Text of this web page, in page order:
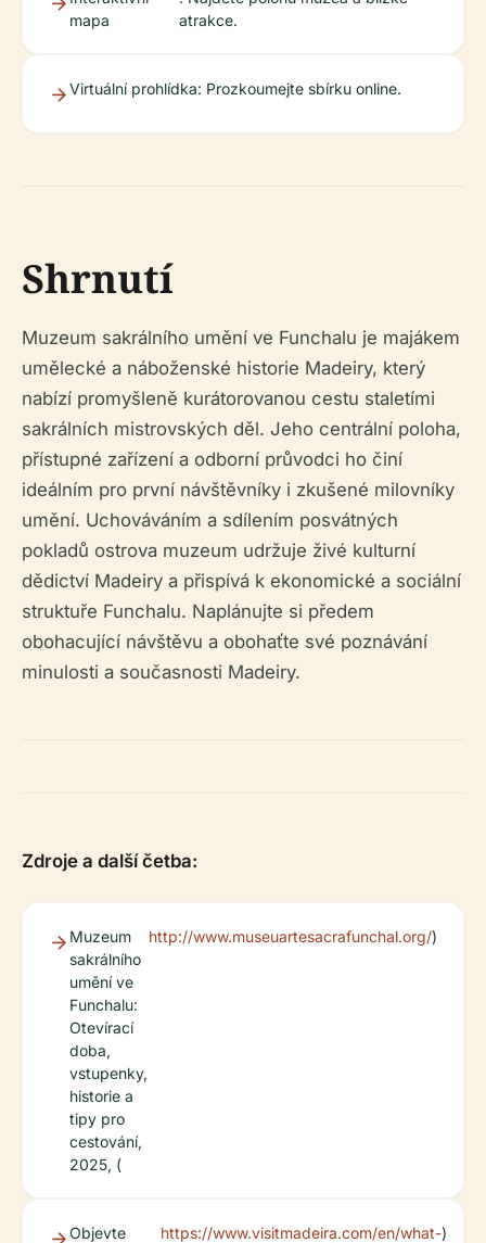
mapa
atrakce.
Virtuální prohlídka: Prozkoumejte sbírku online.
Shrnutí
Muzeum sakrálního umění ve Funchalu je majákem
umělecké a náboženské historie Madeiry, který
nabízí promyšleně kurátorovanou cestu staletími
sakrálních mistrovských děl. Jeho centrální poloha,
přístupné zařízení a odborní průvodci ho činí
ideálním pro první návštěvníky i zkušené milovníky
umění. Uchováváním a sdílením posvátných
pokladů ostrova muzeum udržuje živé kulturní
dědictví Madeiry a přispívá k ekonomické a sociální
struktuře Funchalu. Naplánujte si předem
obohacující návštěvu a obohaťte své poznávání
minulosti a současnosti Madeiry.
Zdroje a další četba:
Muzeum
sakrálního
umění ve
Funchalu:
Otevírací
doba,
vstupenky,
historie a
tipy pro
cestování,
2025, (
http://www.museuartesacrafunchal.org/)
Objevte
https://www.visitmadeira.com/en/what-)